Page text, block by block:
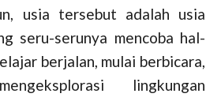
usia tersebut adalah usia
seru-serunya mencoba hal-
berjalan, mulai berbicara,
lingkungan